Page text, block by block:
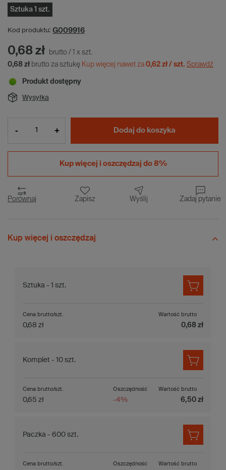
Sztuka 1 szt.
Kod produktu: G009916
0,68 zł brutto / 1 x szt.
0,68 zł brutto za sztukę Kup więcej nawet za 0,62 zł / szt. Sprawdź
Produkt dostępny
Wysyłka
- + Dodaj do koszyka
Kup więcej i oszczędzaj do 8%
Porównaj Zapisz Wyślij Zadaj pytanie
Kup więcej i oszczędzaj
Sztuka - 1 szt.
Cena brutto/szt.
0,68 zł
Wartość brutto
0,68 zł
Komplet - 10 szt.
Oszczędność
-4%
Cena brutto/szt.
0,65 zł
Wartość brutto
6,50 zł
Paczka - 600 szt.
Oszczędność
Cena brutto/szt. Wartość brutto